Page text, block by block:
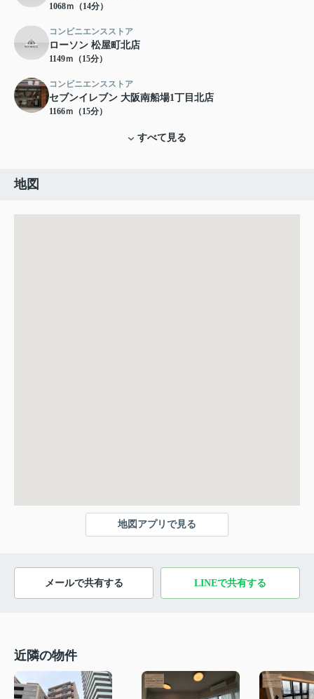
1068ｍ（14分）
コンビニエンスストア
ローソン 松屋町北店
1149ｍ（15分）
コンビニエンスストア
セブンイレブン 大阪南船場1丁目北店
1166ｍ（15分）
すべて見る
地図
地図アプリで見る
メールで共有する LINEで共有する
近隣の物件